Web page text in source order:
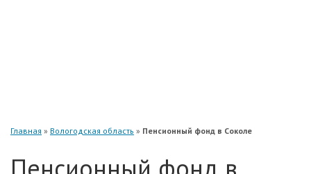
Главная » Вологодская область » Пенсионный фонд в Соколе